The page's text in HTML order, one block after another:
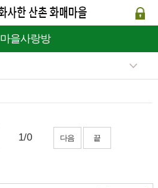
마을사랑방
다음 끝